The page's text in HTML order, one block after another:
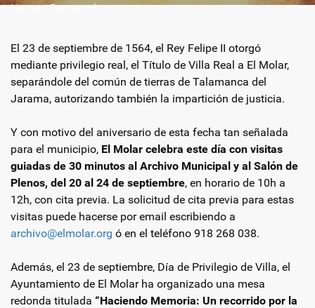
Home / Destacado
El 23 de septiembre de 1564, el Rey Felipe II otorgó
mediante privilegio real, el Título de Villa Real a El Molar,
separándole del común de tierras de Talamanca del
Jarama, autorizando también la impartición de justicia.
Y con motivo del aniversario de esta fecha tan señalada
para el municipio, El Molar celebra este día con visitas
guiadas de 30 minutos al Archivo Municipal y al Salón de
Plenos, del 20 al 24 de septiembre, en horario de 10h a
12h, con cita previa. La solicitud de cita previa para estas
visitas puede hacerse por email escribiendo a
archivo@elmolar.org ó en el teléfono 918 268 038.
Además, el 23 de septiembre, Día de Privilegio de Villa, el
Ayuntamiento de El Molar ha organizado una mesa
redonda titulada “Haciendo Memoria: Un recorrido por la